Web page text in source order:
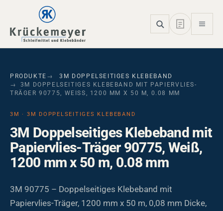
Skip to main navigation
Skip to main content
Skip to page footer
PRODUKTE
3M DOPPELSEITIGES KLEBEBAND
3M DOPPELSEITIGES KLEBEBAND MIT PAPIERVLIES-
TRÄGER 90775, WEISS, 1200 MM X 50 M, 0.08 MM
3M · 3M DOPPELSEITIGES KLEBEBAND
3M Doppelseitiges Klebeband mit
Papiervlies-Träger 90775, Weiß,
1200 mm x 50 m, 0.08 mm
3M 90775 – Doppelseitiges Klebeband mit
Papiervlies-Träger, 1200 mm x 50 m, 0,08 mm Dicke,